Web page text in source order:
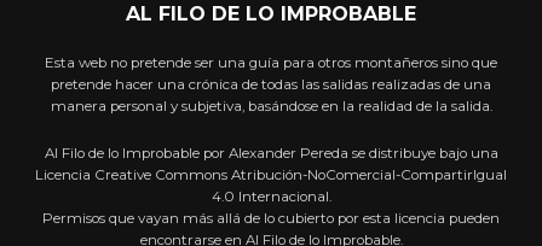
AL FILO DE LO IMPROBABLE
Esta web no pretende ser una guía para otros montañeros sino que
pretende hacer una crónica de todas las salidas realizadas de una
manera personal y subjetiva, basándose en la realidad de la salida.
Al Filo de lo Improbable por Alexander Pereda se distribuye bajo una
Licencia Creative Commons Atribución-NoComercial-CompartirIgual
4.0 Internacional.
Permisos que vayan más allá de lo cubierto por esta licencia pueden
encontrarse en Al Filo de lo Improbable.